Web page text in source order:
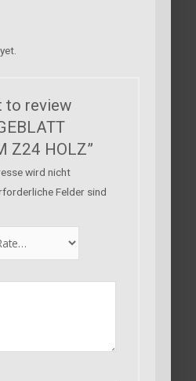
to review
Z24 HOLZ”
wird nicht
Felder sind